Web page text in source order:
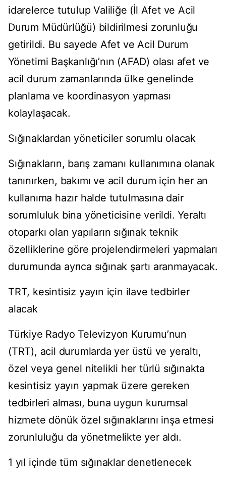
idarelerce tutulup Valiliğe (İl Afet ve Acil
Durum Müdürlüğü) bildirilmesi zorunluğu
getirildi. Bu sayede Afet ve Acil Durum
Yönetimi Başkanlığı’nın (AFAD) olası afet ve
acil durum zamanlarında ülke genelinde
planlama ve koordinasyon yapması
kolaylaşacak.
Sığınaklardan yöneticiler sorumlu olacak
Sığınakların, barış zamanı kullanımına olanak
tanınırken, bakımı ve acil durum için her an
kullanıma hazır halde tutulmasına dair
sorumluluk bina yöneticisine verildi. Yeraltı
otoparkı olan yapıların sığınak teknik
özelliklerine göre projelendirmeleri yapmaları
durumunda ayrıca sığınak şartı aranmayacak.
TRT, kesintisiz yayın için ilave tedbirler
alacak
Türkiye Radyo Televizyon Kurumu’nun
(TRT), acil durumlarda yer üstü ve yeraltı,
özel veya genel nitelikli her türlü sığınakta
kesintisiz yayın yapmak üzere gereken
tedbirleri alması, buna uygun kurumsal
hizmete dönük özel sığınaklarını inşa etmesi
zorunluluğu da yönetmelikte yer aldı.
1 yıl içinde tüm sığınaklar denetlenecek